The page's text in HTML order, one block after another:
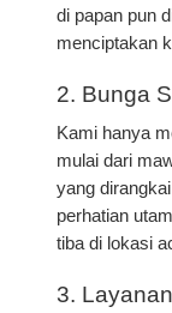
di papan pun
menciptakan
2. Bunga
Kami hanya
mulai dari
yang
perhatian
tiba di lokasi
3.